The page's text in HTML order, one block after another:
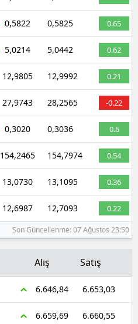
Malatya
Kahramanmaraş
Mardin
Muğla
Nevşehir
Niğde
Ordu
Rize
Sakarya
Siirt
0,5822 0,5825 0.65
5,0214 5,0442 0.62
12,9805 12,9992 0.21
27,9743 28,2565 -0.22
0,3020 0,3036 0.6
154,2465 154,7974 0.54
13,0730 13,1095 0.36
12,6987 12,7093 0.22
Son Güncellenme: 07 Ağustos 23:50
Alış Satış
6.646,84 6.653,03
6.659,69 6.660,55